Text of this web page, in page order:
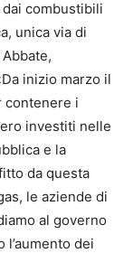
combustibili
unica via di
inizio marzo il
contenere i
investiti nelle
e la
da questa
le aziende di
al governo
dei